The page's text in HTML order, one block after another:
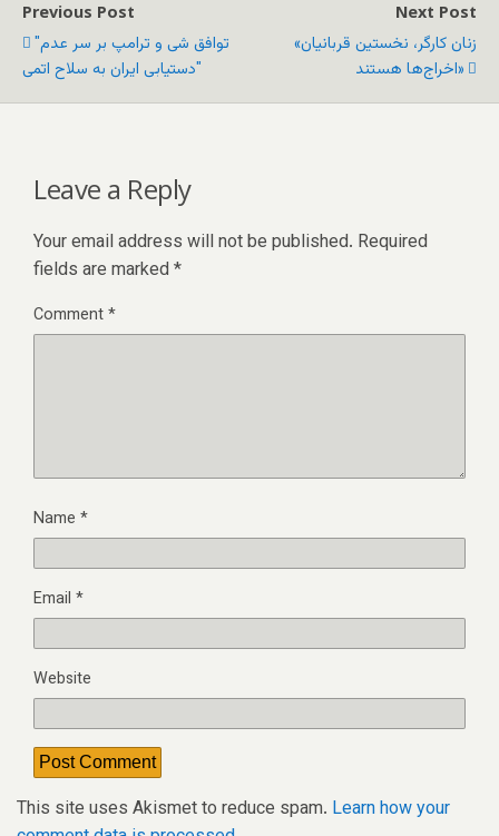
Previous Post
"توافق شی و ترامپ بر سر عدم
دستیابی ایران به سلاح اتمی"
Next Post
«زنان کارگر، نخستین قربانیان
اخراج‌ها هستند»
Leave a Reply
Your email address will not be published. Required
fields are marked *
Comment*
Name *
Email *
Website
This site uses Akismet to reduce spam. Learn how your